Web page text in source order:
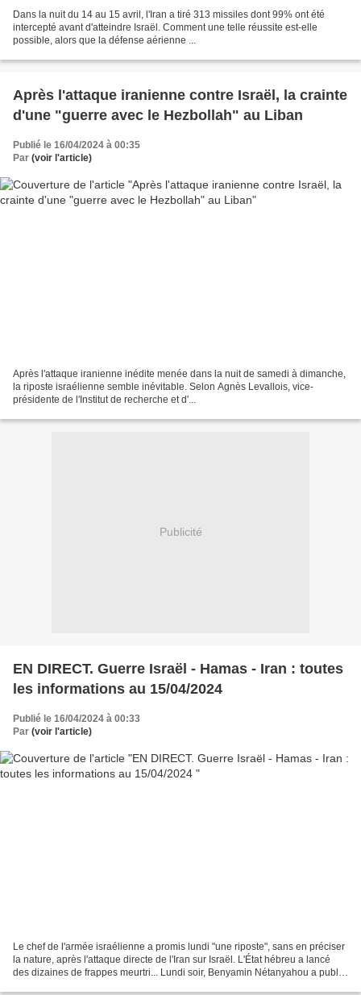
Dans la nuit du 14 au 15 avril, l'Iran a tiré 313 missiles dont 99% ont été
intercepté avant d'atteindre Israël. Comment une telle réussite est-elle
possible, alors que la défense aérienne ...
Après l'attaque iranienne contre Israël, la crainte
d'une "guerre avec le Hezbollah" au Liban
Publié le 16/04/2024 à 00:35
Par (voir l'article)
Après l'attaque iranienne inédite menée dans la nuit de samedi à dimanche,
la riposte israélienne semble inévitable. Selon Agnès Levallois, vice-
présidente de l'Institut de recherche et d'...
Publicité
EN DIRECT. Guerre Israël - Hamas - Iran : toutes
les informations au 15/04/2024
Publié le 16/04/2024 à 00:33
Par (voir l'article)
Le chef de l'armée israélienne a promis lundi "une riposte", sans en préciser
la nature, après l'attaque directe de l'Iran sur Israël. L'État hébreu a lancé
des dizaines de frappes meurtri... Lundi soir, Benyamin Nétanyahou a publié